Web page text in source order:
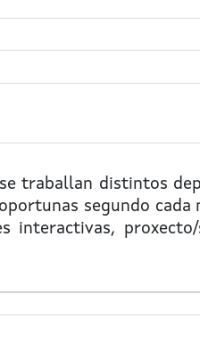
traballan distintos
segundo
interactivas,